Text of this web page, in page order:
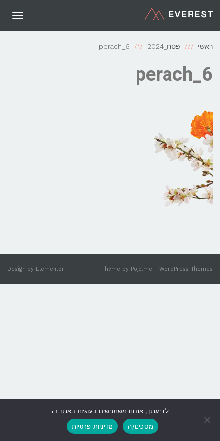
ראשי פסח_2024 perach_6
perach_6
Theme by Pojo.me - WordPress Themes
Design by Elementor
גלילה
לראש
לידיעתך, אנחנו משתמשים בעוגיות באתר זה
מסכים/ה
מדיניות פרטיות